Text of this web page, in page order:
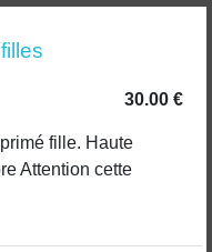
30.00 €
fille. Haute
Attention cette